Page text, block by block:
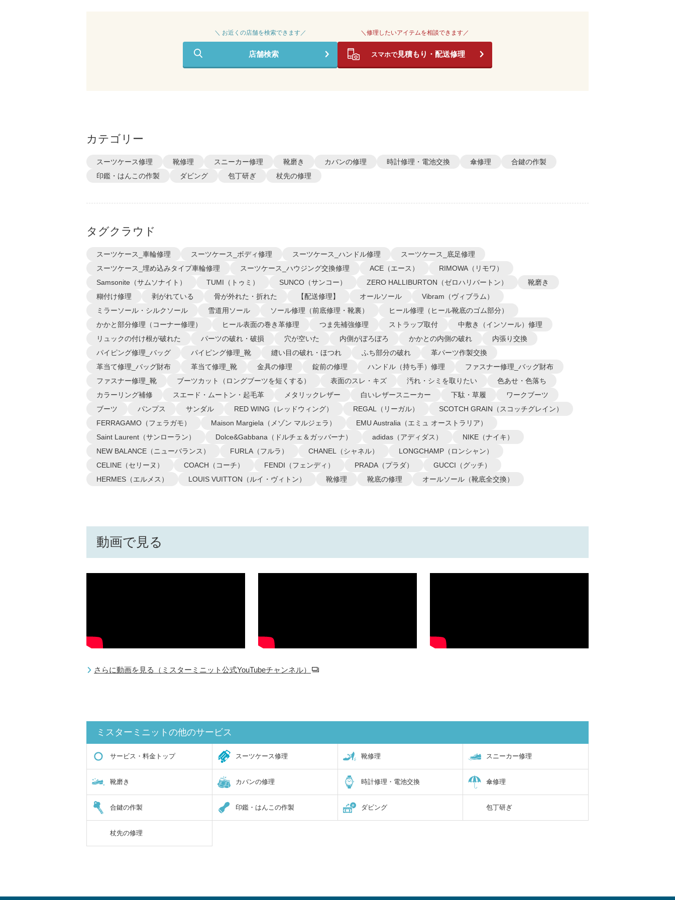
＼修理したいアイテムを相談できます／
スマホで見積もり・配送修理
＼ お近くの店舗を検索できます／
店舗検索
カテゴリー
スーツケース修理 靴修理 スニーカー修理 靴磨き カバンの修理 時計修理・電池交換 傘修理
合鍵の作製
印鑑・はんこの作製
ダビング 包丁研ぎ 杖先の修理
タグクラウド
スーツケース_車輪修理 スーツケース_ボディ修理 スーツケース_ハンドル修理
スーツケース_底足修理
スーツケース_埋め込みタイプ車輪修理
スーツケース_ハウジング交換修理 ACE（エース）
RIMOWA（リモワ）
Samsonite（サムソナイト）
TUMI（トゥミ） SUNCO（サンコー） ZERO HALLIBURTON（ゼロハリバートン）
靴磨き
糊付け修理
剥がれている 骨が外れた・折れた 【配送修理】 オールソール
Vibram（ヴィブラム）
ミラーソール・シルクソール
雪道用ソール ソール修理（前底修理・靴裏）
ヒール修理（ヒール靴底のゴム部分）
かかと部分修理（コーナー修理）
ヒール表面の巻き革修理 つま先補強修理 ストラップ取付
中敷き（インソール）修理
リュックの付け根が破れた
パーツの破れ・破損 穴が空いた 内側がぼろぼろ かかとの内側の破れ
内張り交換
パイピング修理_バッグ
パイピング修理_靴 縫い目の破れ・ほつれ ふち部分の破れ
革パーツ作製交換
革当て修理_バッグ財布
革当て修理_靴 金具の修理 錠前の修理 ハンドル（持ち手）修理
ファスナー修理_バッグ財布
ファスナー修理_靴
ブーツカット（ロングブーツを短くする） 表面のスレ・キズ 汚れ・シミを取りたい
色あせ・色落ち
カラーリング補修
スエード・ムートン・起毛革 メタリックレザー 白いレザースニーカー 下駄・草履
ワークブーツ
ブーツ
パンプス サンダル RED WING（レッドウィング） REGAL（リーガル）
SCOTCH GRAIN（スコッチグレイン）
FERRAGAMO（フェラガモ）
Maison Margiela（メゾン マルジェラ）
EMU Australia（エミュ オーストラリア）
Saint Laurent（サンローラン）
Dolce&Gabbana（ドルチェ＆ガッバーナ） adidas（アディダス）
NIKE（ナイキ）
NEW BALANCE（ニューバランス）
FURLA（フルラ） CHANEL（シャネル）
LONGCHAMP（ロンシャン）
CELINE（セリーヌ）
COACH（コーチ） FENDI（フェンディ） PRADA（プラダ）
GUCCI（グッチ）
HERMES（エルメス）
LOUIS VUITTON（ルイ・ヴィトン） 靴修理 靴底の修理 オールソール（靴底全交換）
動画で見る
さらに動画を見る（ミスターミニット公式YouTubeチャンネル）
ミスターミニットの他のサービス
サービス・料金トップ スーツケース修理 靴修理 スニーカー修理
靴磨き カバンの修理 時計修理・電池交換 傘修理
合鍵の作製 印鑑・はんこの作製 ダビング 包丁研ぎ
杖先の修理